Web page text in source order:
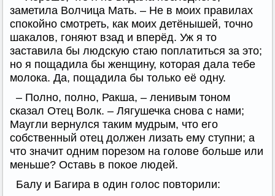
заметила Волчица Мать. – Не в моих правилах
спокойно смотреть, как моих детёнышей, точно
шакалов, гоняют взад и вперёд. Уж я то
заставила бы людскую стаю поплатиться за это;
но я пощадила бы женщину, которая дала тебе
молока. Да, пощадила бы только её одну.
– Полно, полно, Ракша, – ленивым тоном
сказал Отец Волк. – Лягушечка снова с нами;
Маугли вернулся таким мудрым, что его
собственный отец должен лизать ему ступни; а
что значит одним порезом на голове больше или
меньше? Оставь в покое людей.
Балу и Багира в один голос повторили: